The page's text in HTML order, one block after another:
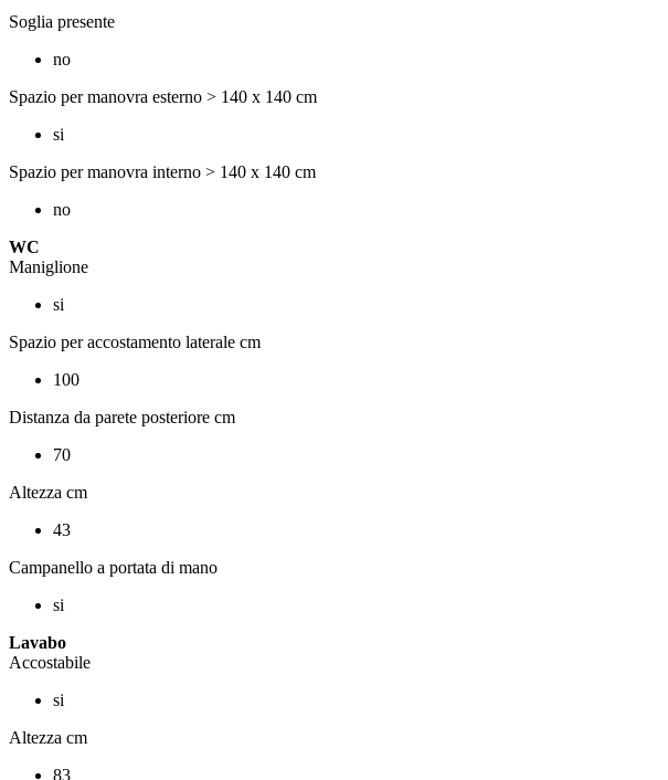
Soglia presente
no
Spazio per manovra esterno > 140 x 140 cm
si
Spazio per manovra interno > 140 x 140 cm
no
WC
Maniglione
si
Spazio per accostamento laterale cm
100
Distanza da parete posteriore cm
70
Altezza cm
43
Campanello a portata di mano
si
Lavabo
Accostabile
si
Altezza cm
83